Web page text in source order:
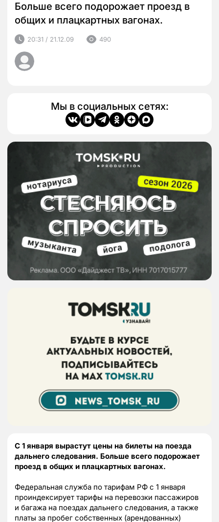
Больше всего подорожает проезд в
общих и плацкартных вагонах.
20:31 / 21.12.09 490
Мы в социальных сетях:
С 1 января вырастут цены на билеты на поезда
дальнего следования. Больше всего подорожает
проезд в общих и плацкартных вагонах.
Федеральная служба по тарифам РФ с 1 января
проиндексирует тарифы на перевозки пассажиров
и багажа на поездах дальнего следования, а также
платы за пробег собственных (арендованных)